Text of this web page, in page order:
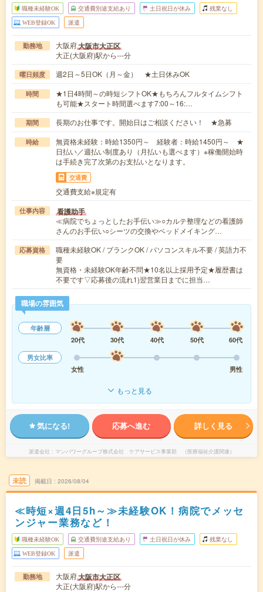
職種未経験OK 交通費別途支給あり 土日祝日が休み 残業なし
WEB登録OK 派遣
勤務地 大阪府大阪市大正区
大正(大阪府)駅から---分
曜日頻度 週2日～5日OK（月～金） ★土日休みOK
時間
★1日4時間～の時短シフトOK★もちろんフルタイムシフト
も可能★スタート時間選べます7:00～16:…
期間 長期のお仕事です。開始日はご相談ください！ ★急募
時給
無資格未経験：時給1350円～ 経験者：時給1450円～ ★
日払い／週払い制度あり（月払いも選べます）※稼働開始時
は手続き完了次第のお支払いとなります。
交通費
交通費支給※規定有
仕事内容 看護助手
≪病院でちょっとしたお手伝い≫○カルテ整理などの看護師
さんのお手伝い○シーツの交換やベッドメイキング…
応募資格
職種未経験OK / ブランクOK / パソコンスキル不要 / 英語力不
要
無資格・未経験OK年齢不問★10名以上採用予定★履歴書は
不要です▽応募後の流れ1)翌営業日までに担当…
職場の雰囲気
年齢層
20代
30代 40代 50代
60代
男女比率
女性
男性
もっと見る
気になる! 応募へ進む 詳しく見る
派遣会社 マンパワーグループ株式会社 ケアサービス事業部 （医療福祉介護関連）
未読 掲載日 2026/08/04
≪時短×週4日5h～≫未経験OK！病院でメッセ
ンジャー業務など！
職種未経験OK 交通費別途支給あり 土日祝日が休み 残業なし
WEB登録OK 派遣
勤務地 大阪府大阪市大正区
大正(大阪府)駅から---分